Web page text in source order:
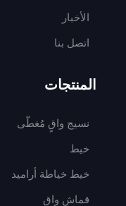
الأخبار
اتصل بنا
المنتجات
نسيج واقٍ مُغطّى
خيط
خيط خياطة أراميد
قماش واقٍ